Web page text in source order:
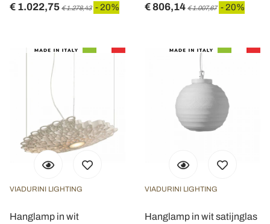
€ 1.022,75 € 1.278,43 - 20% € 806,14 € 1.007,67 - 20%
VIADURINI LIGHTING
Hanglamp in wit
VIADURINI LIGHTING
Hanglamp in wit satijnglas